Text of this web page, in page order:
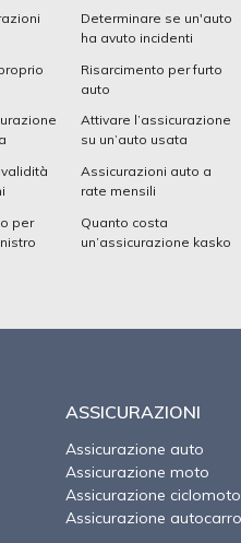
per
Determinare se un'auto
ha avuto incidenti
Risarcimento per furto
auto
Attivare l’assicurazione
su un’auto usata
Assicurazioni auto a
rate mensili
Quanto costa
un’assicurazione kasko
ASSICURAZIONI
Assicurazione auto
Assicurazione moto
Assicurazione
Assicurazione autocarro